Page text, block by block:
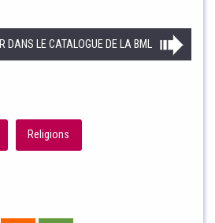
DANS LE CATALOGUE DE LA BML
Religions